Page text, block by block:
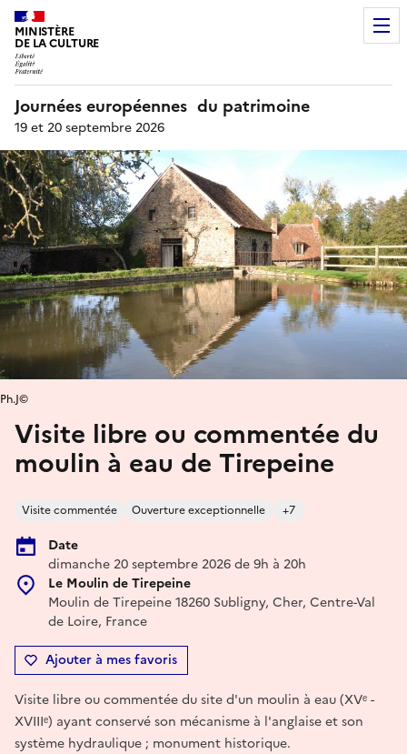
MINISTÈRE
DE LA CULTURE
Journées européennes du patrimoine
19 et 20 septembre 2026
Visite libre ou commentée du
moulin à eau de Tirepeine
Visite commentée Ouverture exceptionnelle +7
Date
dimanche 20 septembre 2026 de 9h à 20h
Le Moulin de Tirepeine
Moulin de Tirepeine 18260 Subligny, Cher, Centre-Val
de Loire, France
Ajouter à mes favoris
Ph.J©
Visite libre ou commentée du site d'un moulin à eau (XVᵉ -
XVIIIᵉ) ayant conservé son mécanisme à l'anglaise et son
système hydraulique ; monument historique.